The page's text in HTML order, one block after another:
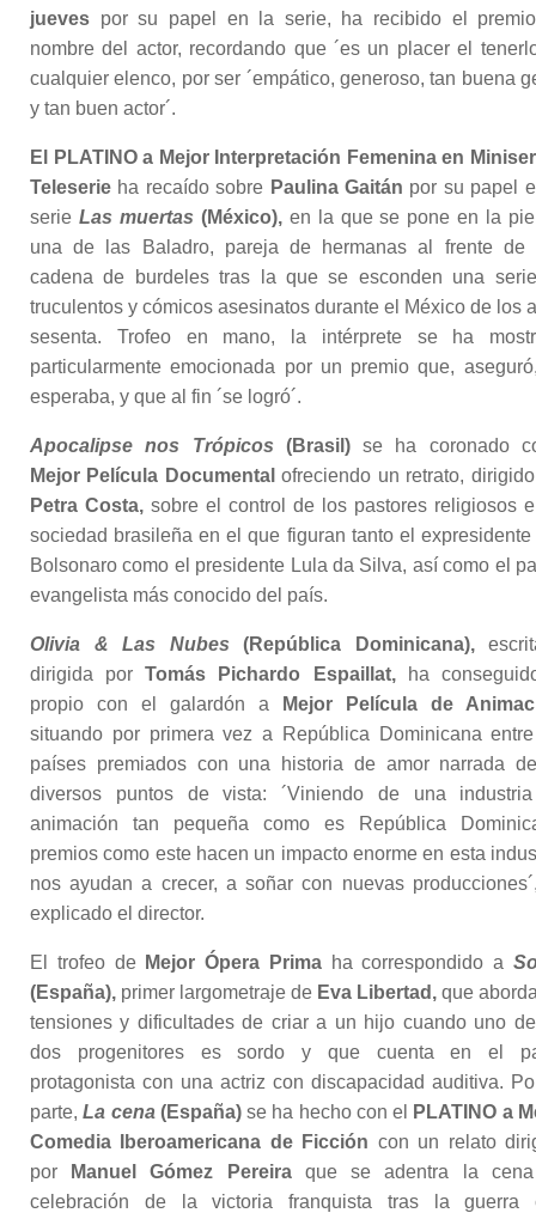
jueves por su papel en la serie, ha recibido el
nombre del actor, recordando que ´es un placer el
cualquier elenco, por ser ´empático, generoso, tan buena
y tan buen actor´.
El PLATINO a Mejor Interpretación Femenina en
Teleserie ha recaído sobre Paulina Gaitán por su papel
serie Las muertas (México),en la que se pone en la
una de las Baladro, pareja de hermanas al frente de
cadena de burdeles tras la que se esconden una
truculentos y cómicos asesinatos durante el México de los
sesenta. Trofeo en mano, la intérprete se ha
particularmente emocionada por un premio que,
esperaba, y que al fin ´se logró´.
Apocalipse nos Trópicos (Brasil)se ha coronado
Mejor Película Documental ofreciendo un retrato,
Petra Costa, sobre el control de los pastores religiosos
sociedad brasileña en el que figuran tanto el expresidente
Bolsonaro como el presidente Lula da Silva, así como el
evangelista más conocido del país.
Olivia & Las Nubes (República Dominicana),
dirigida porTomás Pichardo Espaillat,ha
propio con el galardón a
Mejor Película de
situando por primera vez a República Dominicana
países premiados con una historia de amor narrada
diversos puntos de vista: ´Viniendo de una
animación tan pequeña como es República
premios como este hacen un impacto enorme en esta
nos ayudan a crecer, a soñar con nuevas
explicado el director.
El trofeo de Mejor Ópera Primaha correspondido a
(España), primer largometraje de Eva Libertad, que
tensiones y dificultades de criar a un hijo cuando uno
dos progenitores es sordo y que cuenta en el
protagonista con una actriz con discapacidad auditiva.
parte,La cena (España)se ha hecho con el
PLATINO a
Comedia Iberoamericana de Ficción con un relato
por
Manuel Gómez Pereiraque se adentra la
celebración de la victoria franquista tras la guerra